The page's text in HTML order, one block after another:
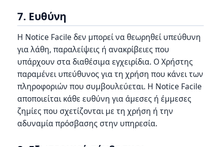
7. Ευθύνη
Η Notice Facile δεν μπορεί να θεωρηθεί υπεύθυνη
για λάθη, παραλείψεις ή ανακρίβειες που
υπάρχουν στα διαθέσιμα εγχειρίδια. Ο Χρήστης
παραμένει υπεύθυνος για τη χρήση που κάνει των
πληροφοριών που συμβουλεύεται. Η Notice Facile
αποποιείται κάθε ευθύνη για άμεσες ή έμμεσες
ζημίες που σχετίζονται με τη χρήση ή την
αδυναμία πρόσβασης στην υπηρεσία.